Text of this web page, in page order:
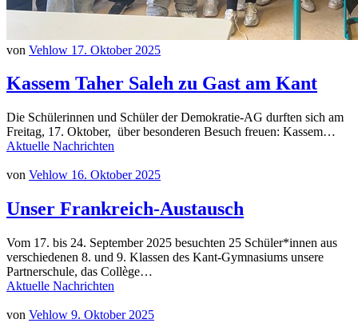
von Vehlow 17. Oktober 2025
Kassem Taher Saleh zu Gast am Kant
Die Schülerinnen und Schüler der Demokratie-AG durften sich am
Freitag, 17. Oktober, über besonderen Besuch freuen: Kassem…
Aktuelle Nachrichten
von Vehlow 16. Oktober 2025
Unser Frankreich-Austausch
Vom 17. bis 24. September 2025 besuchten 25 Schüler*innen aus
verschiedenen 8. und 9. Klassen des Kant-Gymnasiums unsere
Partnerschule, das Collège…
Aktuelle Nachrichten
von Vehlow 9. Oktober 2025